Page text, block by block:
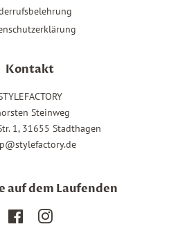
Kontakt
Steinweg
1, 31655 Stadthagen
auf dem Laufenden
FacebookInstagram